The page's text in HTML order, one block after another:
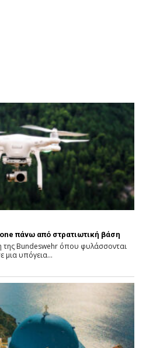
πάνω από στρατιωτική βάση
της Bundeswehr όπου φυλάσσονται
μια υπόγεια...